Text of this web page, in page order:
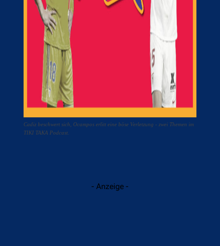
Cadiz beschwert sich, Ocampos erlitt eine böse Verletzung - zwei Themen im
TIKI TAKA Podcast.
- Anzeige -